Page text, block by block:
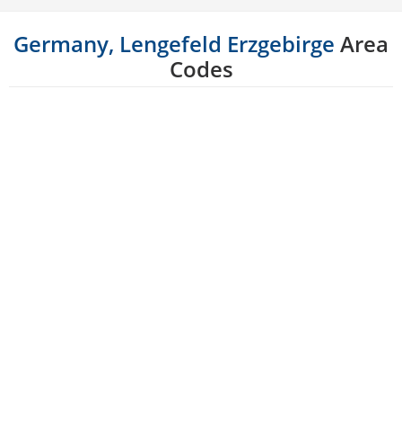
Germany, Lengefeld Erzgebirge Area
Codes